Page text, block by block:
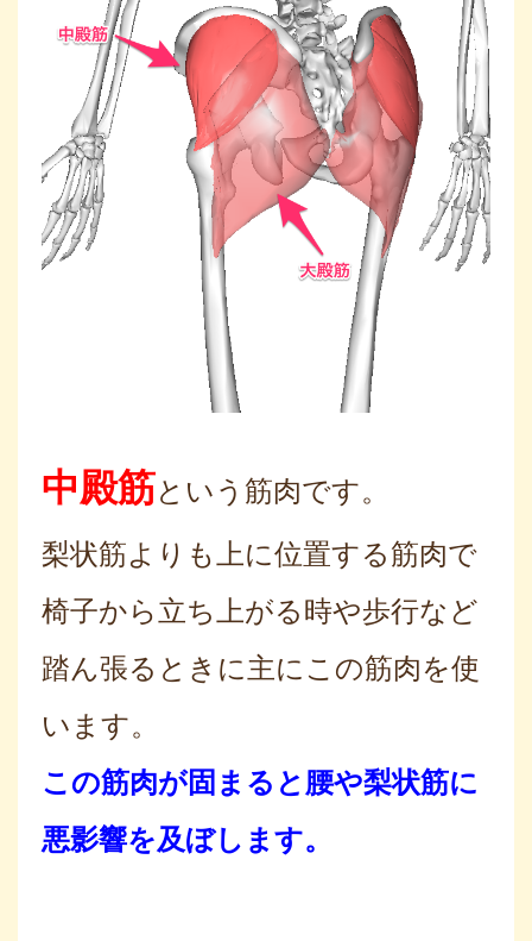
中殿筋という筋肉です。
梨状筋よりも上に位置する筋肉で
椅子から立ち上がる時や歩行など
踏ん張るときに主にこの筋肉を使
います。
この筋肉が固まると腰や梨状筋に
悪影響を及ぼします。